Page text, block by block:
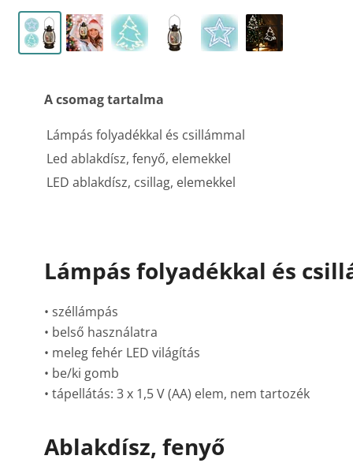
A csomag tartalma
Lámpás folyadékkal és csillámmal
Led ablakdísz, fenyő, elemekkel
LED ablakdísz, csillag, elemekkel
Lámpás folyadékkal és
• széllámpás
• belső használatra
• meleg fehér LED világítás
• be/ki gomb
• tápellátás: 3 x 1,5 V (AA) elem, nem tartozék
Ablakdísz, fenyő